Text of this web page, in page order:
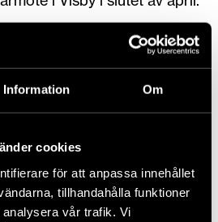
Information Om
cookies
för att anpassa innehållet
tillhandahålla funktioner
vår trafik. Vi